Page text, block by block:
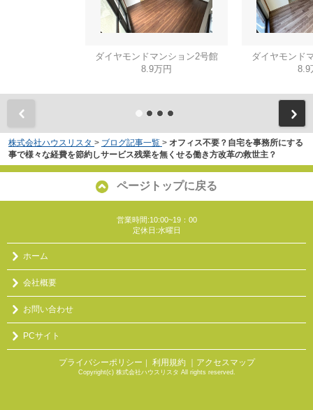
ダイヤモンドマンション2号館
8.9万円
ダイヤモンド
8.9
株式会社ハウスリスタ > ブログ記事一覧 > オフィス不要？自宅を事務所にする
事で様々な経費を節約しサービス残業を無くせる働き方改革の救世主？
ページトップに戻る
営業時間:10:00~19：00
定休日:水曜日
ホーム
会社概要
お問い合わせ
PCサイト
プライバシーポリシー ｜ 利用規約 ｜アクセスマップ
Copyright(c) 株式会社ハウスリスタ All rights reserved.